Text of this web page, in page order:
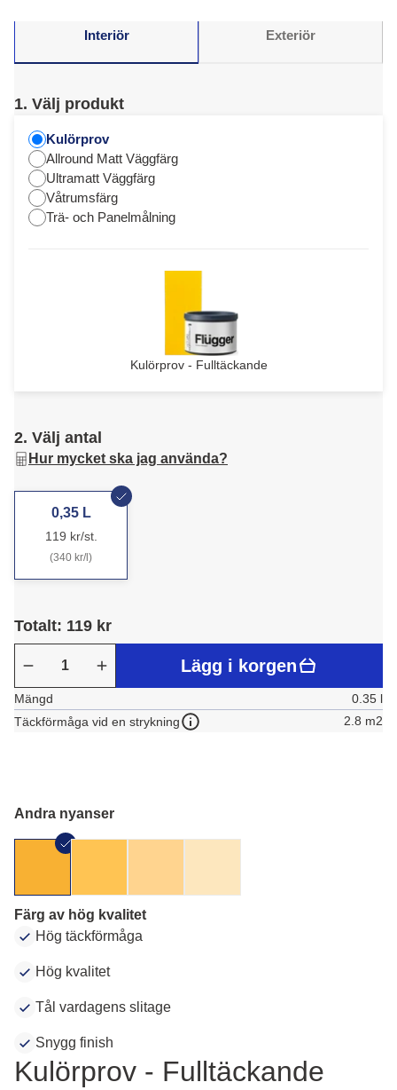
Interiör Exteriör
1. Välj produkt
Kulörprov
Allround Matt Väggfärg
Ultramatt Väggfärg
Våtrumsfärg
Trä- och Panelmålning
Kulörprov - Fulltäckande
2. Välj antal
Hur mycket ska jag använda?
0,35 L
119 kr/st.
(340 kr/l)
Totalt: 119 kr
Lägg i korgen
Mängd
0.35 l
Täckförmåga vid en strykning
2.8 m2
Andra nyanser
Färg av hög kvalitet
Hög täckförmåga
Hög kvalitet
Tål vardagens slitage
Snygg finish
Kulörprov - Fulltäckande